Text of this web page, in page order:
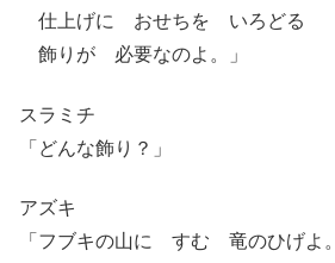
仕上げに おせちを いろどる
飾りが 必要なのよ。」
スラミチ
「どんな飾り？」
アズキ
「フブキの山に すむ 竜のひげよ。